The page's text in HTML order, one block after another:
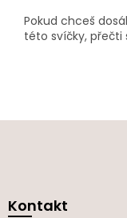
Pokud chceš
této svíčky,
aKontakt